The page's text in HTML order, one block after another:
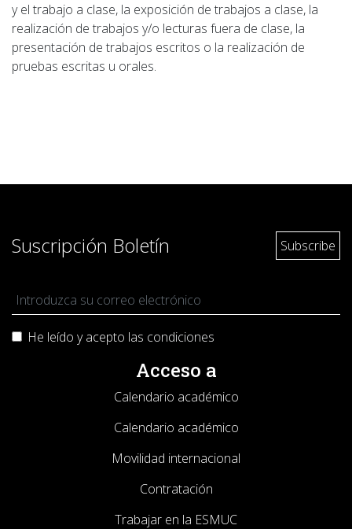
y el trabajo a clase, la exposición de trabajos a clase, la
realización de trabajos y/o lecturas fuera de clase, la
presentación de trabajos escritos o la realización de
pruebas escritas u orales.
Suscripción Boletín
He leído y acepto las condiciones
Acceso a
Calendario académico
Calendario académico
Movilidad internacional
Contratación
Trabajar en la ESMUC